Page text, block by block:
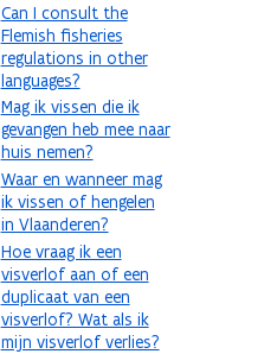
Can I consult the
Flemish fisheries
regulations in other
languages?
Mag ik vissen die ik
gevangen heb mee naar
huis nemen?
Waar en wanneer mag
ik vissen of hengelen
in Vlaanderen?
Hoe vraag ik een
visverlof aan of een
duplicaat van een
visverlof? Wat als ik
mijn visverlof verlies?